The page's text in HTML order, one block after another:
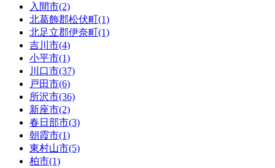
入間市(2)
北葛飾郡松伏町(1)
北足立郡伊奈町(1)
吉川市(4)
小平市(1)
川口市(37)
戸田市(6)
所沢市(36)
新座市(2)
春日部市(3)
朝霞市(1)
東村山市(5)
柏市(1)